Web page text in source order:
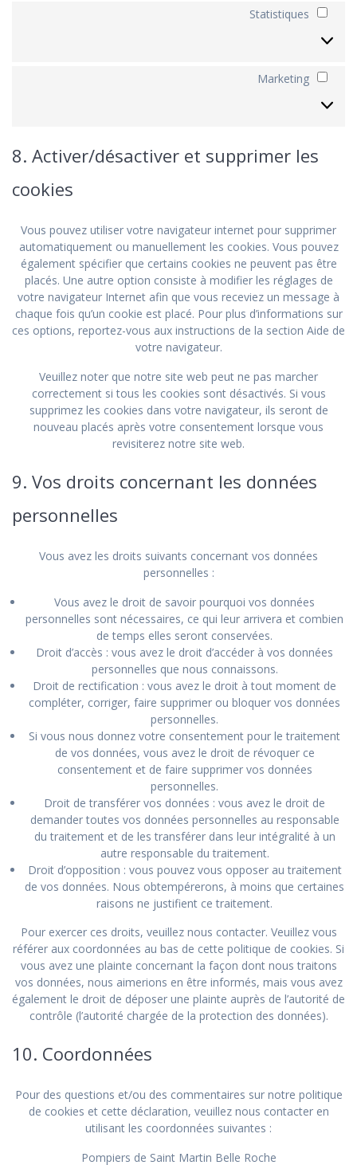
Statistiques
Marketing
8. Activer/désactiver et supprimer les
cookies
Vous pouvez utiliser votre navigateur internet pour supprimer
automatiquement ou manuellement les cookies. Vous pouvez
également spécifier que certains cookies ne peuvent pas être
placés. Une autre option consiste à modifier les réglages de
votre navigateur Internet afin que vous receviez un message à
chaque fois qu’un cookie est placé. Pour plus d’informations sur
ces options, reportez-vous aux instructions de la section Aide de
votre navigateur.
Veuillez noter que notre site web peut ne pas marcher
correctement si tous les cookies sont désactivés. Si vous
supprimez les cookies dans votre navigateur, ils seront de
nouveau placés après votre consentement lorsque vous
revisiterez notre site web.
9. Vos droits concernant les données
personnelles
Vous avez les droits suivants concernant vos données
personnelles :
Vous avez le droit de savoir pourquoi vos données
personnelles sont nécessaires, ce qui leur arrivera et combien
de temps elles seront conservées.
Droit d’accès : vous avez le droit d’accéder à vos données
personnelles que nous connaissons.
Droit de rectification : vous avez le droit à tout moment de
compléter, corriger, faire supprimer ou bloquer vos données
personnelles.
Si vous nous donnez votre consentement pour le traitement
de vos données, vous avez le droit de révoquer ce
consentement et de faire supprimer vos données
personnelles.
Droit de transférer vos données : vous avez le droit de
demander toutes vos données personnelles au responsable
du traitement et de les transférer dans leur intégralité à un
autre responsable du traitement.
Droit d’opposition : vous pouvez vous opposer au traitement
de vos données. Nous obtempérerons, à moins que certaines
raisons ne justifient ce traitement.
Pour exercer ces droits, veuillez nous contacter. Veuillez vous
référer aux coordonnées au bas de cette politique de cookies. Si
vous avez une plainte concernant la façon dont nous traitons
vos données, nous aimerions en être informés, mais vous avez
également le droit de déposer une plainte auprès de l’autorité de
contrôle (l’autorité chargée de la protection des données).
10. Coordonnées
Pour des questions et/ou des commentaires sur notre politique
de cookies et cette déclaration, veuillez nous contacter en
utilisant les coordonnées suivantes :
Pompiers de Saint Martin Belle Roche